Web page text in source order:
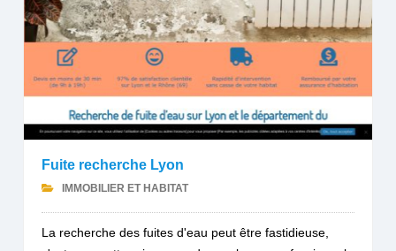
Fuite recherche Lyon
IMMOBILIER ET HABITAT
La recherche des fuites d'eau peut être fastidieuse,